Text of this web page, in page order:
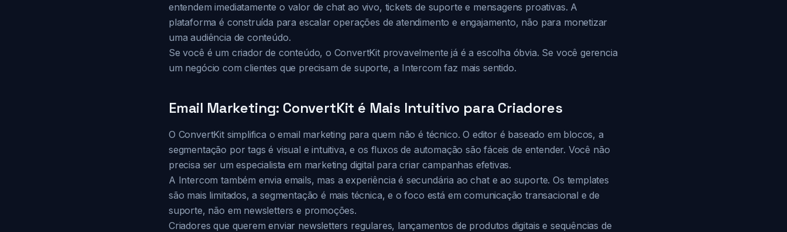
entendem imediatamente o valor de chat ao vivo, tickets de suporte e mensagens proativas. A
plataforma é construída para escalar operações de atendimento e engajamento, não para monetizar
uma audiência de conteúdo.
Se você é um criador de conteúdo, o ConvertKit provavelmente já é a escolha óbvia. Se você gerencia
um negócio com clientes que precisam de suporte, a Intercom faz mais sentido.
Email Marketing: ConvertKit é Mais Intuitivo para Criadores
O ConvertKit simplifica o email marketing para quem não é técnico. O editor é baseado em blocos, a
segmentação por tags é visual e intuitiva, e os fluxos de automação são fáceis de entender. Você não
precisa ser um especialista em marketing digital para criar campanhas efetivas.
A Intercom também envia emails, mas a experiência é secundária ao chat e ao suporte. Os templates
são mais limitados, a segmentação é mais técnica, e o foco está em comunicação transacional e de
suporte, não em newsletters e promoções.
Criadores que querem enviar newsletters regulares, lançamentos de produtos digitais e sequências de